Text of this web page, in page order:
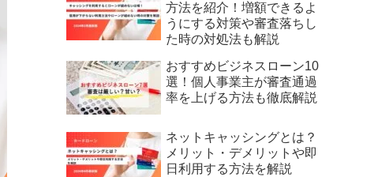
方法を紹介！増額できるよ
うにする対策や審査落ちし
た時の対処法も解説
おすすめビジネスローン10
選！個人事業主が審査通過
率を上げる方法も徹底解説
ネットキャッシングとは？
メリット・デメリットや即
日利用する方法を解説